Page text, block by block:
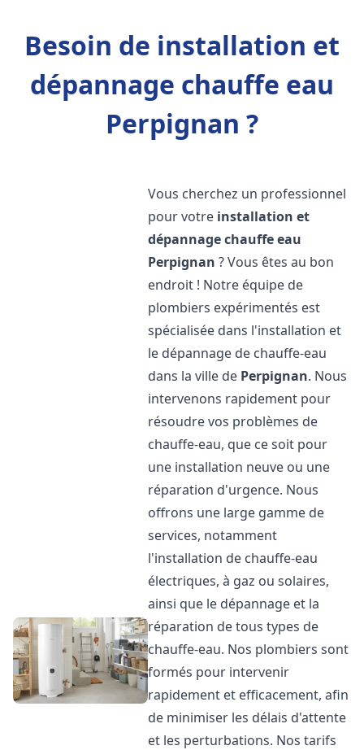
Besoin de installation et
dépannage chauffe eau
Perpignan ?
Vous cherchez un professionnel
pour votre installation et
dépannage chauffe eau
Perpignan ? Vous êtes au bon
endroit ! Notre équipe de
plombiers expérimentés est
spécialisée dans l'installation et
le dépannage de chauffe-eau
dans la ville de Perpignan. Nous
intervenons rapidement pour
résoudre vos problèmes de
chauffe-eau, que ce soit pour
une installation neuve ou une
réparation d'urgence. Nous
offrons une large gamme de
services, notamment
l'installation de chauffe-eau
électriques, à gaz ou solaires,
ainsi que le dépannage et la
réparation de tous types de
chauffe-eau. Nos plombiers sont
formés pour intervenir
rapidement et efficacement, afin
de minimiser les délais d'attente
et les perturbations. Nos tarifs